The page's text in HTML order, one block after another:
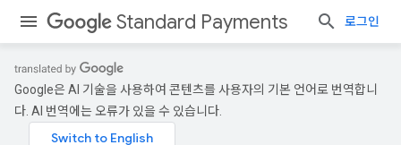
Standard Payments 로그인
Google은 AI 기술을 사용하여 콘텐츠를 사용자의 기본 언어로 번역합니
다. AI 번역에는 오류가 있을 수 있습니다.